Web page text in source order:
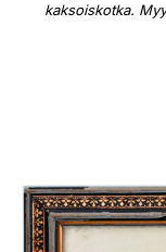
kaksoiskotka.